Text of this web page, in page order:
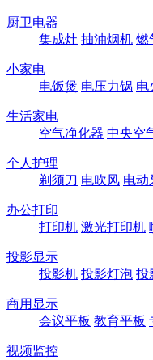
厨卫电器
集成灶 抽油烟机 燃
小家电
电饭煲 电压力锅 电
生活家电
空气净化器 中央空
个人护理
剃须刀 电吹风 电动
办公打印
打印机 激光打印机
投影显示
投影机 投影灯泡 投
商用显示
会议平板 教育平板
视频监控